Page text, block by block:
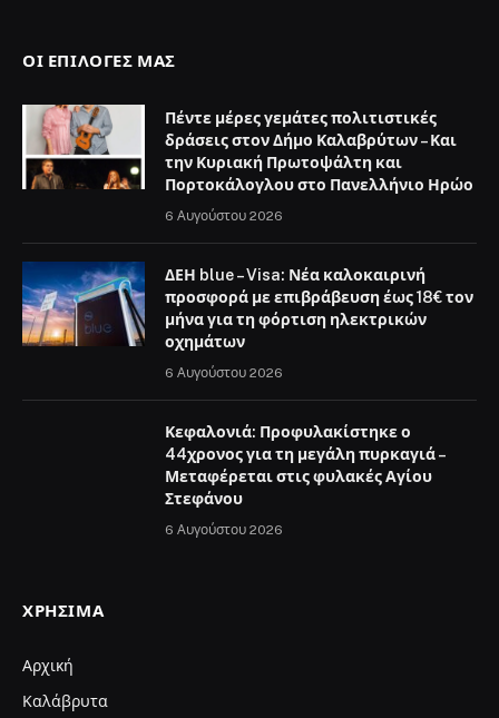
ΟΙ ΕΠΙΛΟΓΈΣ ΜΑΣ
Πέντε μέρες γεμάτες πολιτιστικές
δράσεις στον Δήμο Καλαβρύτων – Και
την Κυριακή Πρωτοψάλτη και
Πορτοκάλογλου στο Πανελλήνιο Ηρώο
6 Αυγούστου 2026
ΔΕΗ blue – Visa: Νέα καλοκαιρινή
προσφορά με επιβράβευση έως 18€ τον
μήνα για τη φόρτιση ηλεκτρικών
οχημάτων
6 Αυγούστου 2026
Κεφαλονιά: Προφυλακίστηκε ο
44χρονος για τη μεγάλη πυρκαγιά –
Μεταφέρεται στις φυλακές Αγίου
Στεφάνου
6 Αυγούστου 2026
ΧΡΉΣΙΜΑ
Αρχική
Καλάβρυτα